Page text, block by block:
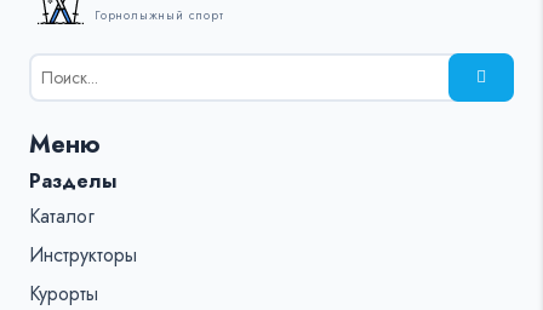
Горнолыжный спорт
Результаты
поиска
%s:
Меню
Разделы
Каталог
Инструкторы
Курорты